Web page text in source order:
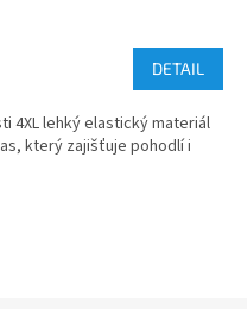
DETAIL
4XL lehký elastický materiál
který zajišťuje pohodlí i